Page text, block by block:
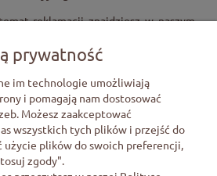
reklamacji znajdziesz w naszym
Pomoc
Moje konto
prywatność
im technologie umożliwiają
i pomagają nam dostosować
Możesz zaakceptować
wszystkich tych plików i przejść do
użycie plików do swoich preferencji,
zgody".